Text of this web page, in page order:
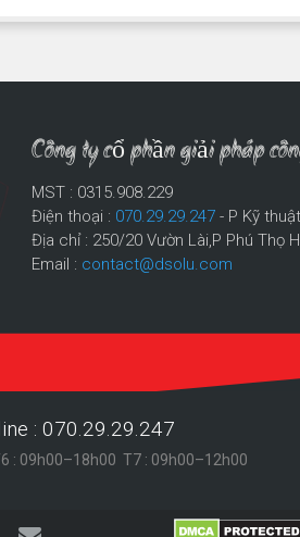
Công ty cổ phần giải pháp
MST : 0315.908.229
Điện thoại : 070.29.29.247 - P Kỹ
Địa chỉ : 250/20 Vườn Lài,P Phú Thọ
Email : contact@dsolu.com
: 070.29.29.247
: 09h00–18h00 T7 : 09h00–12h00